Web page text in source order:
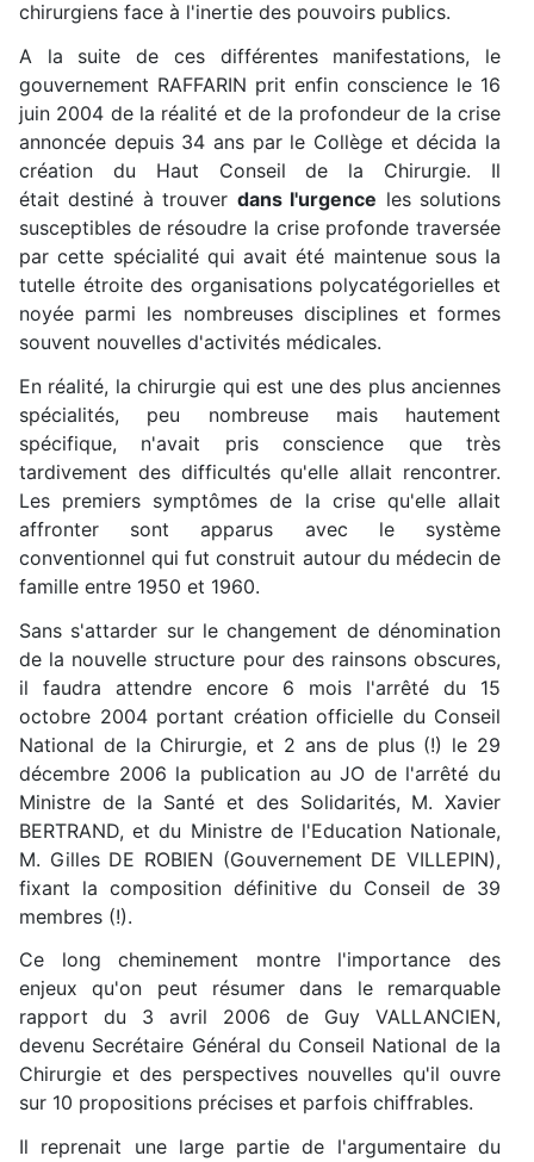
chirurgiens face à l'inertie des pouvoirs publics.
A la suite de ces différentes manifestations, le
gouvernement RAFFARIN prit enfin conscience le 16
juin 2004 de la réalité et de la profondeur de la crise
annoncée depuis 34 ans par le Collège et décida la
création du Haut Conseil de la Chirurgie. Il
était destiné à trouver dans l'urgence les solutions
susceptibles de résoudre la crise profonde traversée
par cette spécialité qui avait été maintenue sous la
tutelle étroite des organisations polycatégorielles et
noyée parmi les nombreuses disciplines et formes
souvent nouvelles d'activités médicales.
En réalité, la chirurgie qui est une des plus anciennes
spécialités, peu nombreuse mais hautement
spécifique, n'avait pris conscience que très
tardivement des difficultés qu'elle allait rencontrer.
Les premiers symptômes de la crise qu'elle allait
affronter sont apparus avec le système
conventionnel qui fut construit autour du médecin de
famille entre 1950 et 1960.
Sans s'attarder sur le changement de dénomination
de la nouvelle structure pour des rainsons obscures,
il faudra attendre encore 6 mois l'arrêté du 15
octobre 2004 portant création officielle du Conseil
National de la Chirurgie, et 2 ans de plus (!) le 29
décembre 2006 la publication au JO de l'arrêté du
Ministre de la Santé et des Solidarités, M. Xavier
BERTRAND, et du Ministre de l'Education Nationale,
M. Gilles DE ROBIEN (Gouvernement DE VILLEPIN),
fixant la composition définitive du Conseil de 39
membres (!).
Ce long cheminement montre l'importance des
enjeux qu'on peut résumer dans le remarquable
rapport du 3 avril 2006 de Guy VALLANCIEN,
devenu Secrétaire Général du Conseil National de la
Chirurgie et des perspectives nouvelles qu'il ouvre
sur 10 propositions précises et parfois chiffrables.
Il reprenait une large partie de l'argumentaire du